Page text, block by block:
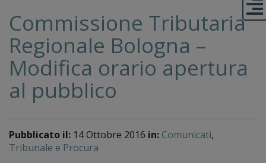
Commissione Tributaria
Regionale Bologna –
Modifica orario apertura
al pubblico
Pubblicato il: 14 Ottobre 2016 in: Comunicati,
Tribunale e Procura